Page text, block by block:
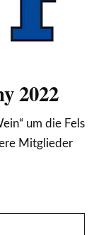
2022
um die Fels
Mitglieder